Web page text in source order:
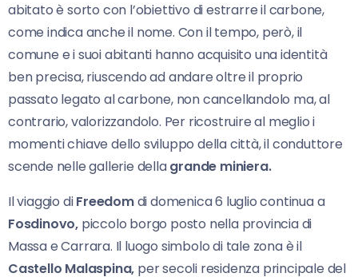
abitato è sorto con l’obiettivo di estrarre il carbone,
come indica anche il nome. Con il tempo, però, il
comune e i suoi abitanti hanno acquisito una identità
ben precisa, riuscendo ad andare oltre il proprio
passato legato al carbone, non cancellandolo ma, al
contrario, valorizzandolo. Per ricostruire al meglio i
momenti chiave dello sviluppo della città, il conduttore
scende nelle gallerie dellagrande miniera.
Il viaggio diFreedomdi domenica 6 luglio continua a
Fosdinovo, piccolo borgo posto nella provincia di
Massa e Carrara. Il luogo simbolo di tale zona è il
Castello Malaspina, per secoli residenza principale del